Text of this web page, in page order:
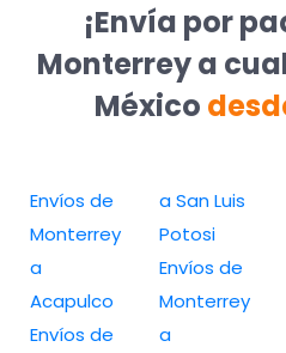
¡Envía por
Monterrey a
México
Envíos de
Monterrey
a
Acapulco
Envíos de
a San Luis
Potosi
Envíos de
Monterrey
a